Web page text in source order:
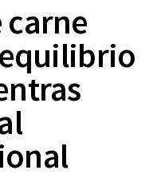
carne